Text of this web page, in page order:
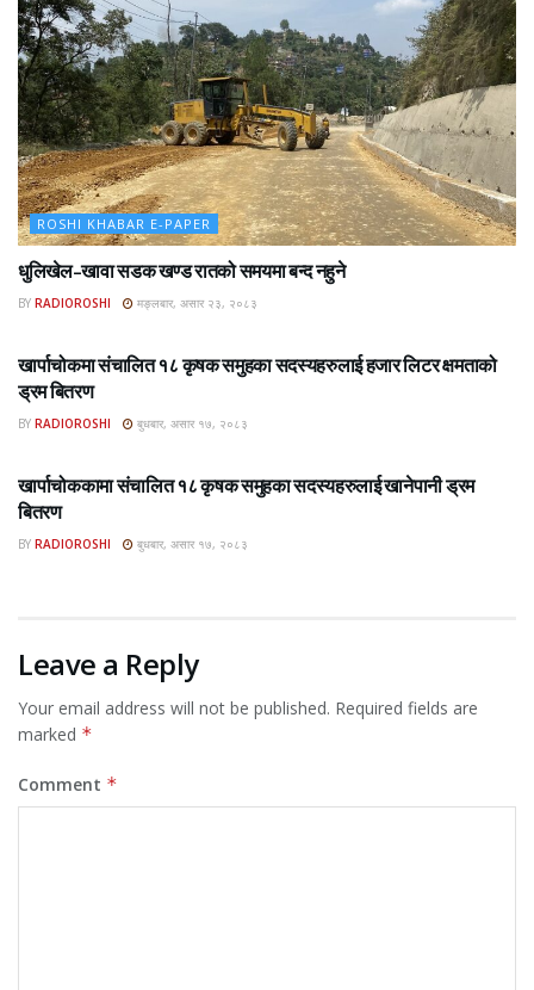
ROSHI KHABAR E-PAPER
धुलिखेल–खावा सडक खण्ड रातको समयमा बन्द नहुने
BY RADIOROSHI मङ्लबार, असार २३, २०८३
खार्पाचोकमा संचालित १८ कृषक समुहका सदस्यहरुलाई हजार लिटर क्षमताको
ड्रम बितरण
BY RADIOROSHI बुधबार, असार १७, २०८३
खार्पाचोककामा संचालित १८ कृषक समुहका सदस्यहरुलाई खानेपानी ड्रम
बितरण
BY RADIOROSHI बुधबार, असार १७, २०८३
Leave a Reply
Your email address will not be published. Required fields are
marked *
Comment *